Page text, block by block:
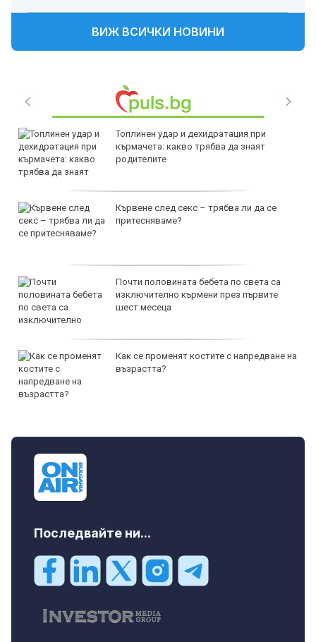
ВИЖ ВСИЧКИ НОВИНИ
Топлинен удар и дехидратация при
кърмачета: какво трябва да знаят
родителите
Кървене след секс – трябва ли да се
притесняваме?
Почти половината бебета по света са
изключително кърмени през първите
шест месеца
Как се променят костите с напредване на
възрастта?
Последвайте ни...